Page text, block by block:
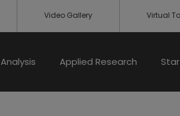
Video Gallery Virtual
Applied Research